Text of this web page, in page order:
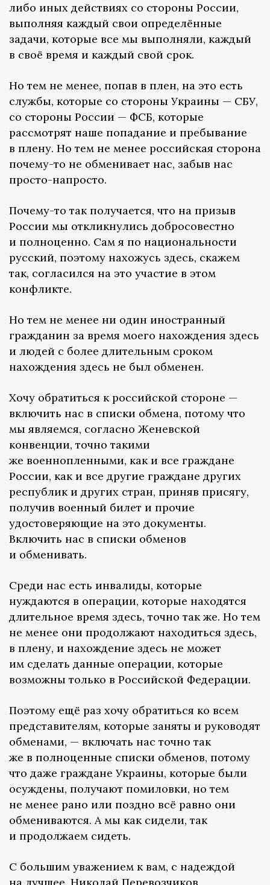
либо иных действиях со стороны России,
выполняя каждый свои определённые
задачи, которые все мы выполняли, каждый
в своё время и каждый свой срок.
Но тем не менее, попав в плен, на это есть
службы, которые со стороны Украины — СБУ,
со стороны России — ФСБ, которые
рассмотрят наше попадание и пребывание
в плену. Но тем не менее российская сторона
почему-то не обменивает нас, забыв нас
просто-напросто.
Почему-то так получается, что на призыв
России мы откликнулись добросовестно
и полноценно. Сам я по национальности
русский, поэтому нахожусь здесь, скажем
так, согласился на это участие в этом
конфликте.
Но тем не менее ни один иностранный
гражданин за время моего нахождения здесь
и людей с более длительным сроком
нахождения здесь не был обменен.
Хочу обратиться к российской стороне —
включить нас в списки обмена, потому что
мы являемся, согласно Женевской
конвенции, точно такими
же военнопленными, как и все граждане
России, как и все другие граждане других
республик и других стран, приняв присягу,
получив военный билет и прочие
удостоверяющие на это документы.
Включить нас в списки обменов
и обменивать.
Среди нас есть инвалиды, которые
нуждаются в операции, которые находятся
длительное время здесь, точно так же. Но тем
не менее они продолжают находиться здесь,
в плену, и нахождение здесь не может
им сделать данные операции, которые
возможны только в Российской Федерации.
Поэтому ещё раз хочу обратиться ко всем
представителям, которые заняты и руководят
обменами, — включать нас точно так
же в полноценные списки обменов, потому
что даже граждане Украины, которые были
осуждены, получают помиловки, но тем
не менее рано или поздно всё равно они
обмениваются. А мы как сидели, так
и продолжаем сидеть.
С большим уважением к вам, с надеждой